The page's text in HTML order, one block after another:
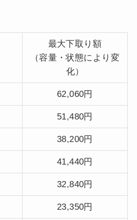
最大下取り額
（容量・状態により変
化）
62,060円
51,480円
38,200円
41,440円
32,840円
23,350円